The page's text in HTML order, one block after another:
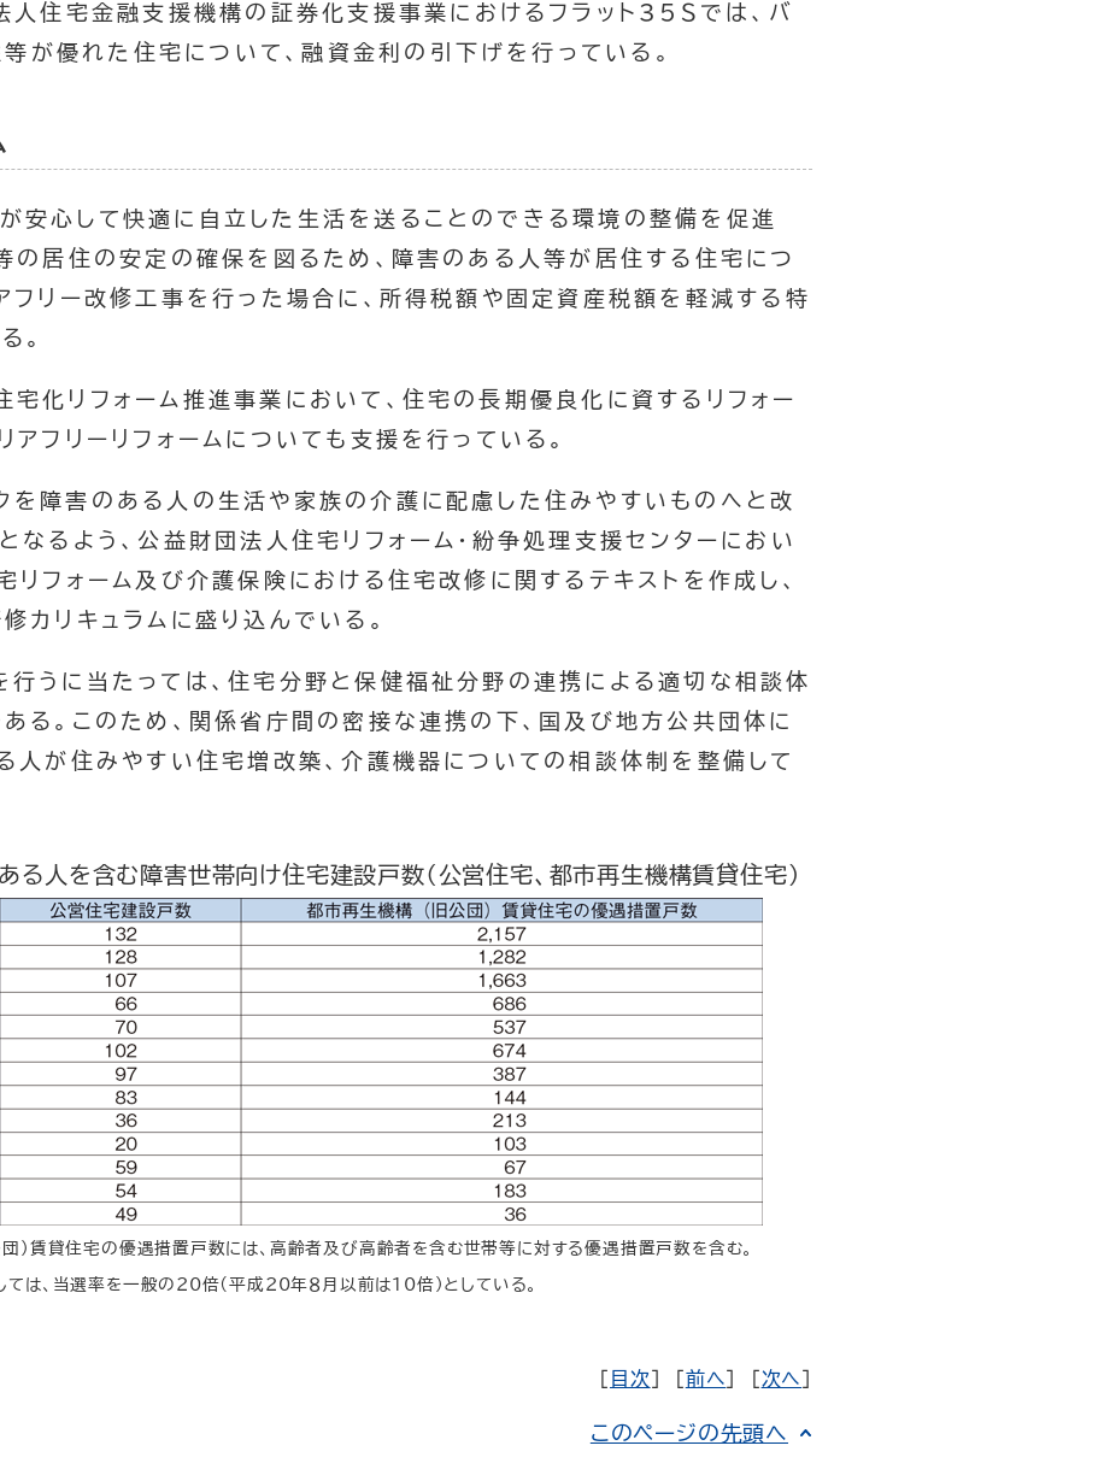
人住宅金融支援機構の証券化支援事業におけるフラット35Ｓでは、バ
等が優れた住宅について、融資金利の引下げを行っている。
安心して快適に自立した生活を送ることのできる環境の整備を促進
の居住の安定の確保を図るため、障害のある人等が居住する住宅につ
フリー改修工事を行った場合に、所得税額や固定資産税額を軽減する特
。
宅化リフォーム推進事業において、住宅の長期優良化に資するリフォー
アフリーリフォームについても支援を行っている。
を障害のある人の生活や家族の介護に配慮した住みやすいものへと改
なるよう、公益財団法人住宅リフォーム・紛争処理支援センターにおい
リフォーム及び介護保険における住宅改修に関するテキストを作成し、
カリキュラムに盛り込んでいる。
行うに当たっては、住宅分野と保健福祉分野の連携による適切な相談体
る。このため、関係省庁間の密接な連携の下、国及び地方公共団体に
人が住みやすい住宅増改築、介護機器についての相談体制を整備して
る人を含む障害世帯向け住宅建設戸数（公営住宅、都市再生機構賃貸住宅）
団）賃貸住宅の優遇措置戸数には、高齢者及び高齢者を含む世帯等に対する優遇措置戸数を含む。
ては、当選率を一般の20倍（平成20年８月以前は10倍）としている。
目次 前へ 次へ
このページの先頭へ